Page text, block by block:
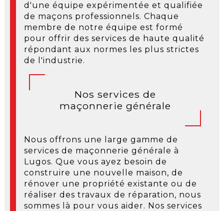
d'une équipe expérimentée et qualifiée
de maçons professionnels. Chaque
membre de notre équipe est formé
pour offrir des services de haute qualité
répondant aux normes les plus strictes
de l'industrie.
Nos services de
maçonnerie générale
Nous offrons une large gamme de
services de maçonnerie générale à
Lugos. Que vous ayez besoin de
construire une nouvelle maison, de
rénover une propriété existante ou de
réaliser des travaux de réparation, nous
sommes là pour vous aider. Nos services